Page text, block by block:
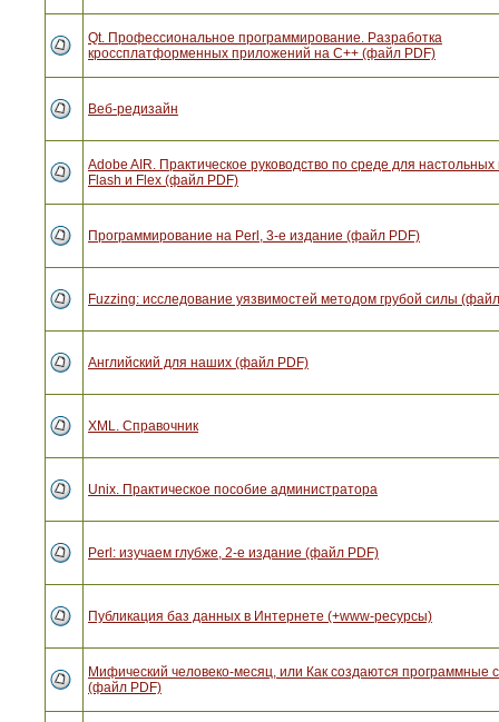
Qt. Профессиональное программирование. Разработка
кроссплатформенных приложений на С++ (файл PDF)
Веб-редизайн
Adobe AIR. Практическое руководство по среде для
Flash и Flex (файл PDF)
Программирование на Perl, 3-е издание (файл PDF)
Fuzzing: исследование уязвимостей методом грубой силы
Английский для наших (файл PDF)
XML. Справочник
Unix. Практическое пособие администратора
Perl: изучаем глубже, 2-е издание (файл PDF)
Публикация баз данных в Интернете (+www-ресурсы)
Мифический человеко-месяц, или Как создаются программные
(файл PDF)